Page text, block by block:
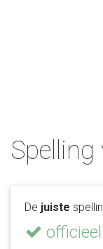
Spelling
De juiste
officieel